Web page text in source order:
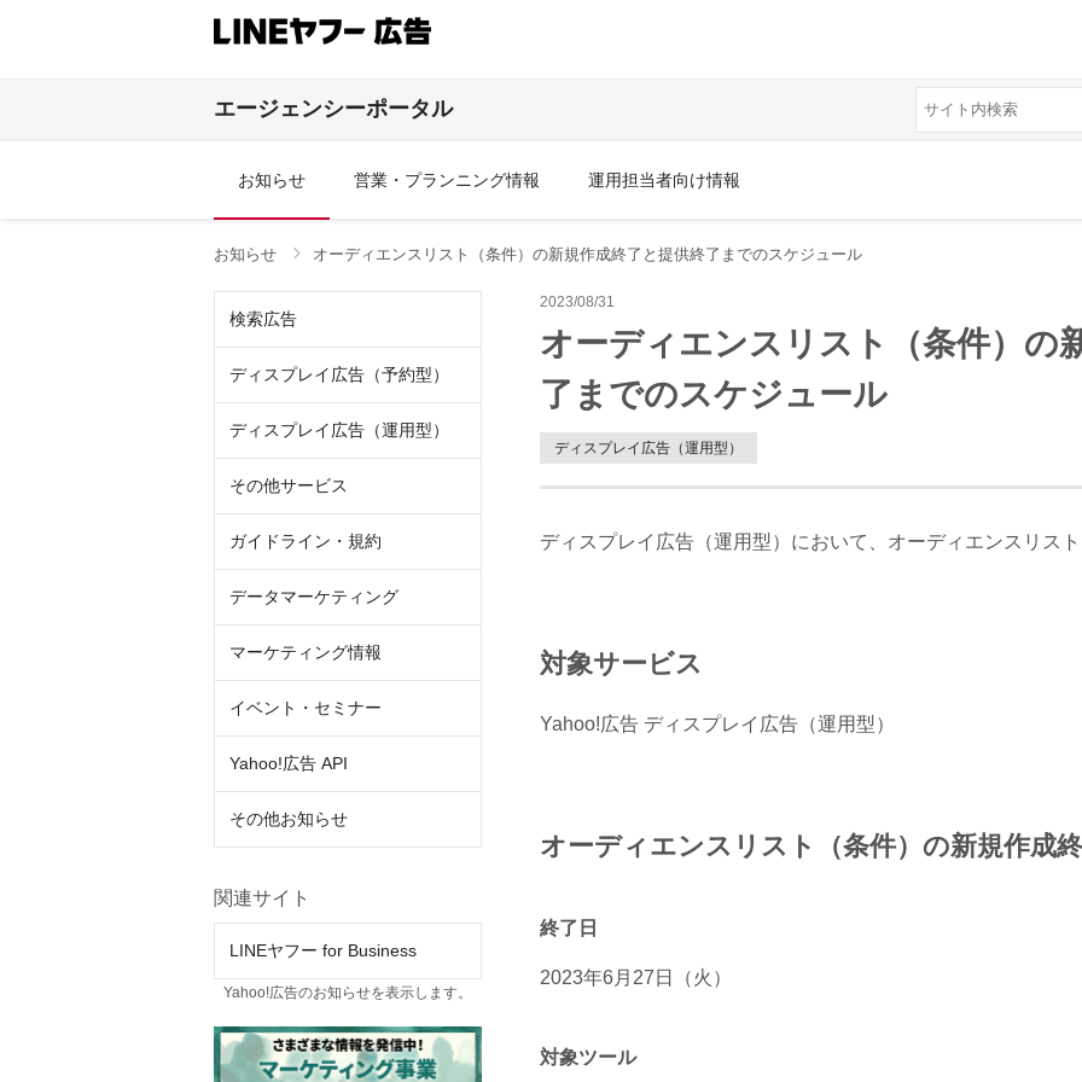
エージェンシーポータル
お知らせ 営業・プランニング情報 運用担当者向け情報
お知らせ オーディエンスリスト（条件）の新規作成終了と提供終了までのスケジュール
検索広告
ディスプレイ広告（予約型）
ディスプレイ広告（運用型）
その他サービス
その他商品
ガイドライン・規約
データマーケティング
マーケティング情報
イベント・セミナー
Yahoo!広告 API
その他お知らせ
関連サイト
LINEヤフー for Business
Yahoo!広告のお知らせを表示します。
2023/08/31
オーディエンスリスト（条件）の
了までのスケジュール
ディスプレイ広告（運用型）
ディスプレイ広告（運用型）において、オーディエンスリス
対象サービス
Yahoo!広告 ディスプレイ広告（運用型）
オーディエンスリスト（条件）の新規作成
終了日
2023年6月27日（火）
対象ツール